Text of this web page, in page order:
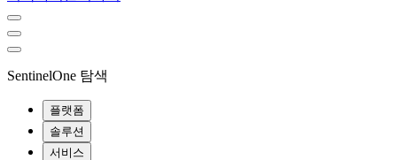
SentinelOne 탐색
플랫폼
솔루션
서비스